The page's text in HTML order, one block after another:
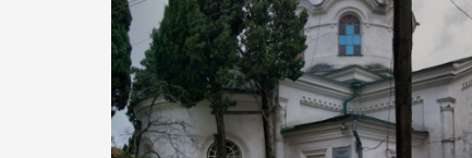
Херсонесу Таврійського названо місто […]